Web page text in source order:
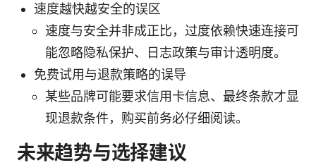
速度越快越安全的误区
速度与安全并非成正比，过度依赖快速连接可
能忽略隐私保护、日志政策与审计透明度。
免费试用与退款策略的误导
某些品牌可能要求信用卡信息、最终条款才显
现退款条件，购买前务必仔细阅读。
未来趋势与选择建议